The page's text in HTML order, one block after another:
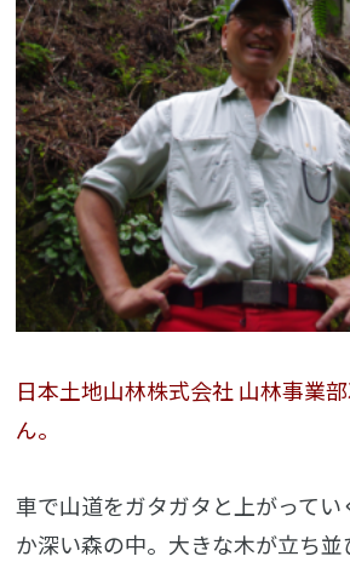
日本土地山林株式会社 山林事業
ん。
車で山道をガタガタと上がってい
か深い森の中。大きな木が立ち